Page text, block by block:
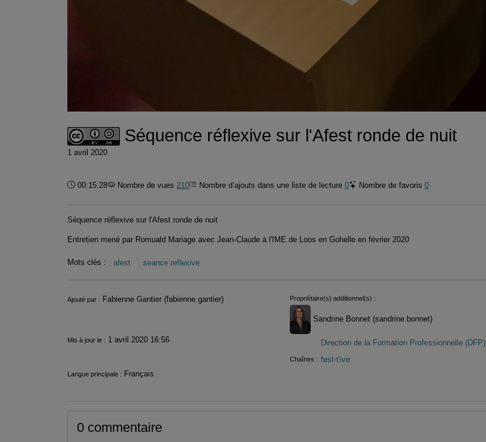
Séquence réflexive sur l'Afest ronde de nuit
1 avril 2020
Durée :
00:15:28 Nombre de vues 210 Nombre d’ajouts dans une liste de lecture 0 Nombre de favoris 0
Séquence réflexive sur l'Afest ronde de nuit
Entretien mené par Romuald Mariage avec Jean-Claude à l'IME de Loos en Gohelle en février 2020
Mots clés : afest seance reflexive
Informations
Ajouté par : Fabienne Gantier (fabienne.gantier) Propriétaire(s) additionnel(s) :
Sandrine Bonnet (sandrine.bonnet)
Mis à jour le : 1 avril 2020 16:56
Chaînes :
Direction de la Formation Professionnelle (DFP)
fest-t'ive
Langue principale : Français
0 commentaire